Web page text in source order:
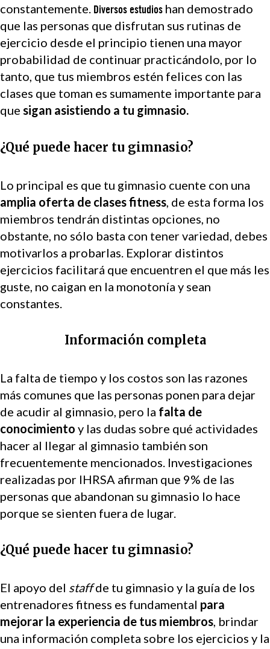
constantemente. Diversos estudios han demostrado
que las personas que disfrutan sus rutinas de
ejercicio desde el principio tienen una mayor
probabilidad de continuar practicándolo, por lo
tanto, que tus miembros estén felices con las
clases que toman es sumamente importante para
que sigan asistiendo a tu gimnasio.
¿Qué puede hacer tu gimnasio?
Lo principal es que tu gimnasio cuente con una
amplia oferta de clases fitness , de esta forma los
miembros tendrán distintas opciones, no
obstante, no sólo basta con tener variedad, debes
motivarlos a probarlas. Explorar distintos
ejercicios facilitará que encuentren el que más les
guste, no caigan en la monotonía y sean
constantes.
Información completa
La falta de tiempo y los costos son las razones
más comunes que las personas ponen para dejar
de acudir al gimnasio, pero la falta de
conocimiento y las dudas sobre qué actividades
hacer al llegar al gimnasio también son
frecuentemente mencionados. Investigaciones
realizadas por IHRSA afirman que 9% de las
personas que abandonan su gimnasio lo hace
porque se sienten fuera de lugar.
¿Qué puede hacer tu gimnasio?
El apoyo del staffde tu gimnasio y la guía de los
entrenadores fitness es fundamental para
mejorar la experiencia de tus miembros, brindar
una información completa sobre los ejercicios y la